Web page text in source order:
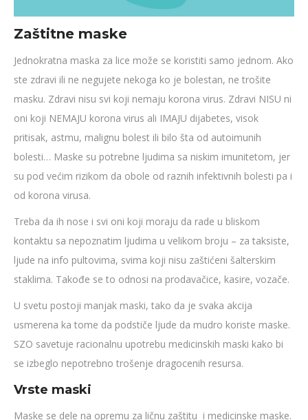
Zaštitne maske
Jednokratna maska za lice može se koristiti samo jednom. Ako
ste zdravi ili ne negujete nekoga ko je bolestan, ne trošite
masku. Zdravi nisu svi koji nemaju korona virus. Zdravi NISU ni
oni koji NEMAJU korona virus ali IMAJU dijabetes, visok
pritisak, astmu, malignu bolest ili bilo šta od autoimunih
bolesti… Maske su potrebne ljudima sa niskim imunitetom, jer
su pod većim rizikom da obole od raznih infektivnih bolesti pa i
od korona virusa.
Treba da ih nose i svi oni koji moraju da rade u bliskom
kontaktu sa nepoznatim ljudima u velikom broju – za taksiste,
ljude na info pultovima, svima koji nisu zaštićeni šalterskim
staklima. Takođe se to odnosi na prodavačice, kasire, vozače.
U svetu postoji manjak maski, tako da je svaka akcija
usmerena ka tome da podstiče ljude da mudro koriste maske.
SZO savetuje racionalnu upotrebu medicinskih maski kako bi
se izbeglo nepotrebno trošenje dragocenih resursa.
Vrste maski
Maske se dele na opremu za ličnu zaštitu i medicinske maske.